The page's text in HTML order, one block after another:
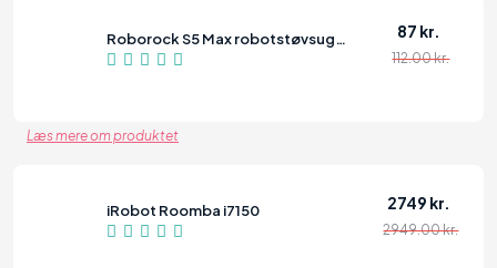
Roborock S5 Max robotstøvsuger, hvid 87 kr.
112.00 kr.
Læs mere om produktet
iRobot Roomba i7150 2749 kr.
2949.00 kr.